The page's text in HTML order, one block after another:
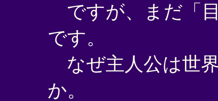
ですが、まだ「
です。
なぜ主人公は世
か。